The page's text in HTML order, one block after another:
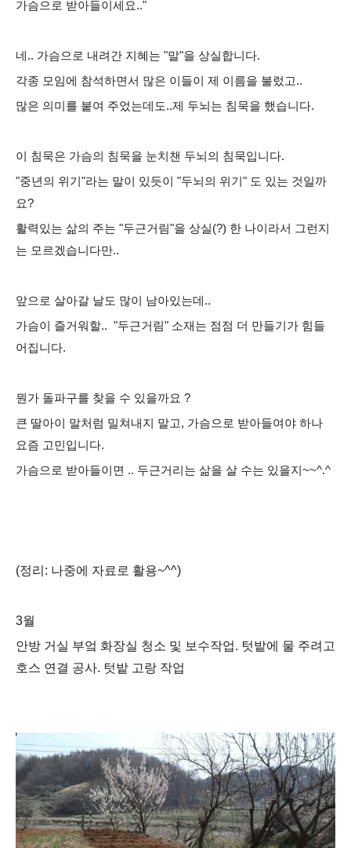
가슴으로 받아들이세요.."
네 .. 가슴으로 내려간 지혜는 "말"을 상실합니다.
각종 모임에 참석하면서 많은 이들이 제 이름을 불렀고..
많은 의미를 붙여 주었는데도..제 두뇌는 침묵을 했습니다.
이 침묵은 가슴의 침묵을 눈치챈 두뇌의 침묵입니다.
"중년의 위기 "라는 말이 있듯이 "두뇌의 위기 " 도 있는 것일까
요?
활력있는 삶의 주는 "두근거림"을 상실(?) 한 나이라서 그런지
는 모르겠습니다만..
앞으로 살아갈 날도 많이 남아있는데 ..
가슴이 즐거워할.. "두근거림" 소재는 점점 더 만들기가 힘들
어집니다.
뭔가 돌파구를 찾을 수 있을까요 ?
큰 딸아이 말처럼 밀쳐내지 말고, 가슴으로 받아들여야 하나
요즘 고민입니다.
가슴으로 받아들이면 .. 두근거리는 삶을 살 수는 있을지~~^.^
(정리: 나중에 자료로 활용~^^)
3월
안방 거실 부엌 화장실 청소 및 보수작업. 텃밭에 물 주려고
호스 연결 공사. 텃밭 고랑 작업